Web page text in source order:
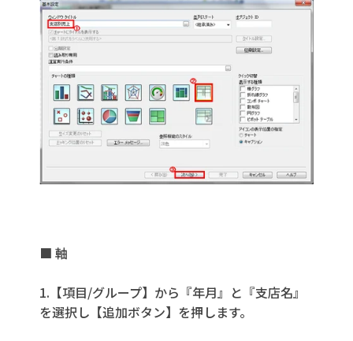
■ 軸
1.【項目/グループ】から『年月』と『支店名』
を選択し【追加ボタン】を押します。